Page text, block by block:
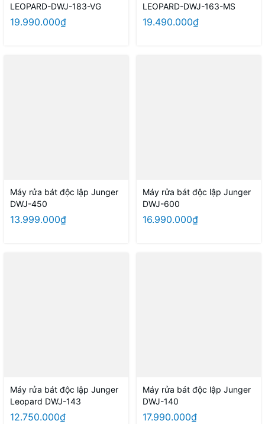
LEOPARD-DWJ-183-VG
19.990.000₫
LEOPARD-DWJ-163-MS
19.490.000₫
Máy rửa bát độc lập Junger
DWJ-450
13.999.000₫
Máy rửa bát độc lập Junger
DWJ-600
16.990.000₫
Máy rửa bát độc lập Junger
Leopard DWJ-143
12.750.000₫
Máy rửa bát độc lập Junger
DWJ-140
17.990.000₫